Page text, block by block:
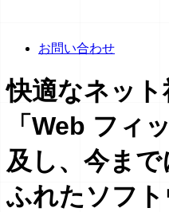
お問い合わせ
快適なネット
「Web フィ
及し、 今まで
ふれたソフ